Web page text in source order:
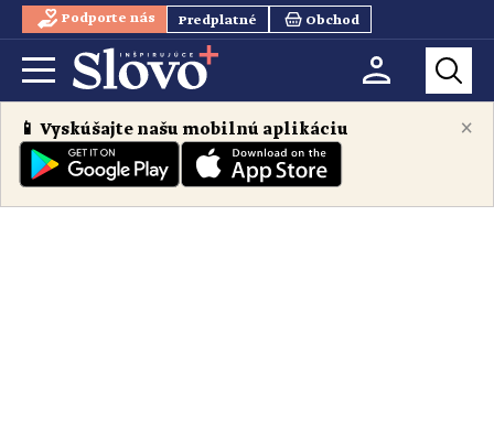
Podporte nás Predplatné Obchod
×
📱 Vyskúšajte našu mobilnú aplikáciu